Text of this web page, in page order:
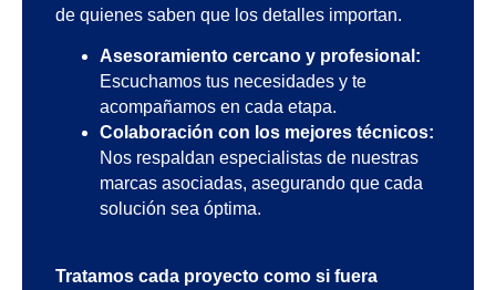
de quienes saben que los detalles importan.
Asesoramiento cercano y profesional:
Escuchamos tus necesidades y te
acompañamos en cada etapa.
Colaboración con los mejores técnicos:
Nos respaldan especialistas de nuestras
marcas asociadas, asegurando que cada
solución sea óptima.
Tratamos cada proyecto como si fuera